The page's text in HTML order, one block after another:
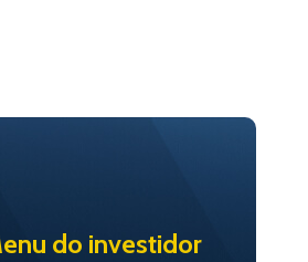
do investidor